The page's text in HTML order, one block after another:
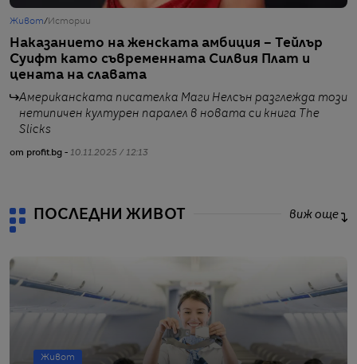
Живот/Истории
Наказанието на женската амбиция – Тейлър
Суифт като съвременната Силвия Плат и
цената на славата
Американската писателка Маги Нелсън разглежда този
нетипичен културен паралел в новата си книга The
Slicks
от profit.bg - 10.11.2025 / 12:13
ПОСЛЕДНИ ЖИВОТ виж още
Живот